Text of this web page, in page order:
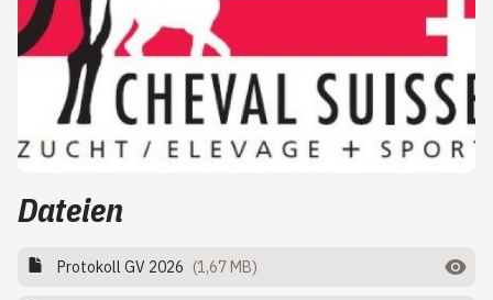
Dateien
Protokoll GV 2026 (1,67 MB)